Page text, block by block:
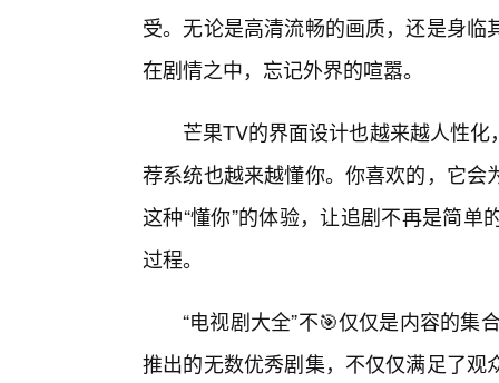
受。无论是高清流畅的画质，还是身
在剧情之中，忘记外界的喧嚣。
芒果TV的界面设计也越来越人性
荐系统也越来越懂你。你喜欢的，它
这种“懂你”的体验，让追剧不再是简
过程。
“电视剧大全”不🎯仅仅是内容的集
推出的无数优秀剧集，不仅仅满足了